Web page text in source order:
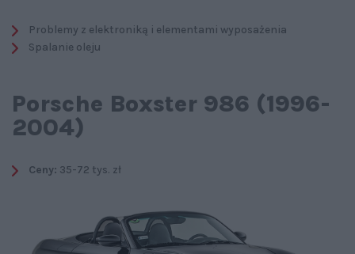
Problemy z elektroniką i elementami wyposażenia
Spalanie oleju
Porsche Boxster 986 (1996-
2004)
Ceny: 35-72 tys. zł